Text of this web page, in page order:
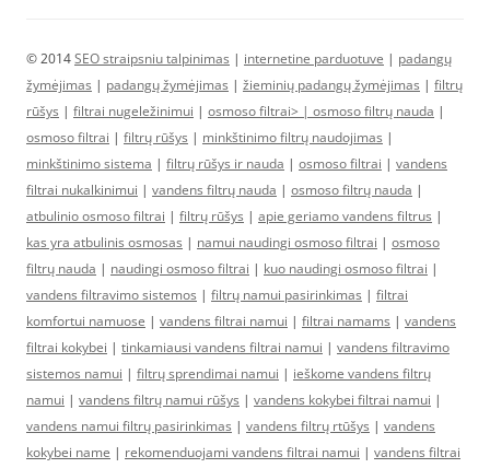
© 2014SEO straipsniu talpinimas | internetine parduotuve | padangų
žymėjimas | padangų žymėjimas | žieminių padangų žymėjimas | filtrų
rūšys | filtrai nugeležinimui | osmoso filtrai> | osmoso filtrų nauda |
osmoso filtrai | filtrų rūšys | minkštinimo filtrų naudojimas |
minkštinimo sistema | filtrų rūšys ir nauda | osmoso filtrai | vandens
filtrai nukalkinimui | vandens filtrų nauda | osmoso filtrų nauda |
atbulinio osmoso filtrai | filtrų rūšys | apie geriamo vandens filtrus |
kas yra atbulinis osmosas | namui naudingi osmoso filtrai | osmoso
filtrų nauda | naudingi osmoso filtrai | kuo naudingi osmoso filtrai |
vandens filtravimo sistemos | filtrų namui pasirinkimas | filtrai
komfortui namuose | vandens filtrai namui | filtrai namams | vandens
filtrai kokybei | tinkamiausi vandens filtrai namui | vandens filtravimo
sistemos namui | filtrų sprendimai namui | ieškome vandens filtrų
namui | vandens filtrų namui rūšys | vandens kokybei filtrai namui |
vandens namui filtrų pasirinkimas | vandens filtrų rtūšys | vandens
kokybei name | rekomenduojami vandens filtrai namui | vandens filtrai